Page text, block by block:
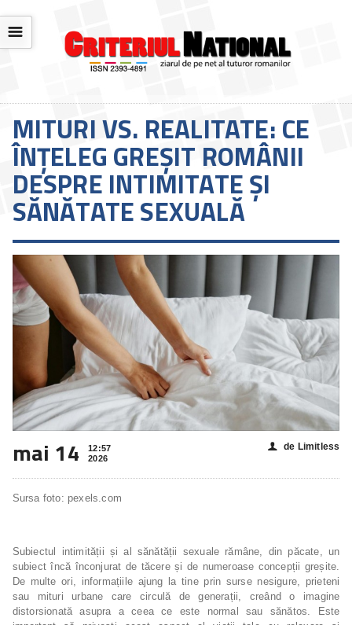
☰
MITURI VS. REALITATE: CE
ÎNȚELEG GREȘIT ROMÂNII
DESPRE INTIMITATE ȘI
SĂNĂTATE SEXUALĂ
mai 14
12:57
2026
👤 de Limitless
Sursa foto: pexels.com
Subiectul intimității și al sănătății sexuale rămâne, din păcate, un
subiect încă înconjurat de tăcere și de numeroase concepții greșite.
De multe ori, informațiile ajung la tine prin surse nesigure, prieteni
sau mituri urbane care circulă de generații, creând o imagine
distorsionată asupra a ceea ce este normal sau sănătos. Este